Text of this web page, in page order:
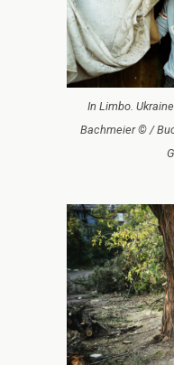
In Limbo.
Bachmeier © /